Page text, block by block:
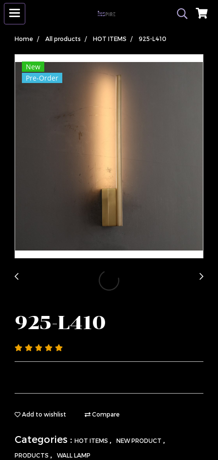
Home All products HOT ITEMS 925-L410
New
Pre-Order
925-L410
Add to wishlist Compare
Categories : HOT ITEMS , NEW PRODUCT ,
PRODUCTS , WALL LAMP